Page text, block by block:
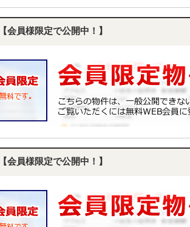
【会員様限定で公開中！】
【会員様限定で公開中！】